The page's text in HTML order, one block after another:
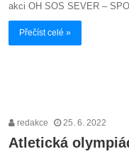
akci OH SOS SEVER –
Přečíst celé »
redakce 25. 6. 2022
Atletická